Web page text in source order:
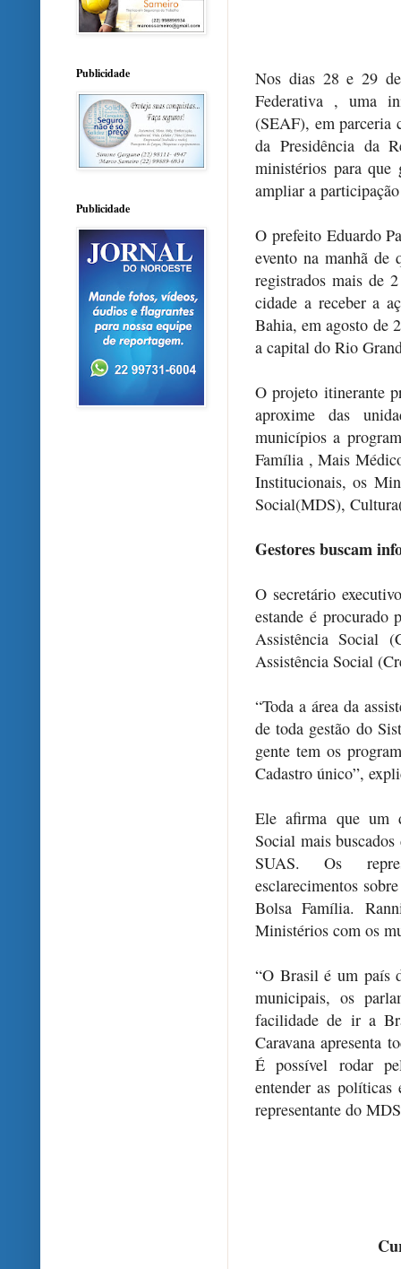
Nos dias 28 e 29
Federativa , uma
(SEAF), em parceria
da Presidência da
ministérios para que
ampliar a
O prefeito Eduardo
evento na manhã
registrados mais de
cidade a receber a
Bahia, em agosto de
a capital do Rio
O projeto itinerante
aproxime das
municípios a
Família , Mais
Institucionais, os
Social(MDS),
Gestores buscam
O secretário
estande é procurado
Assistência Social
Assistência Social
“Toda a área da
de toda gestão do
gente tem os
Cadastro único”,
Ele afirma que um
Social mais
SUAS. Os
esclarecimentos
Bolsa Família.
Ministérios com os
“O Brasil é um país
municipais, os
facilidade de ir a
Caravana apresenta
É possível rodar
entender as
representante do
Publicidade
Publicidade